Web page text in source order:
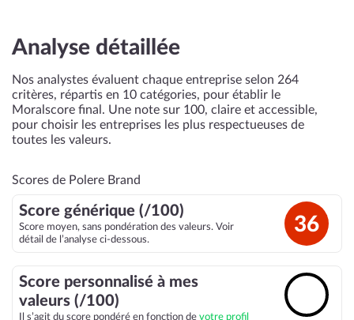
Analyse détaillée
Nos analystes évaluent chaque entreprise selon 264
critères, répartis en 10 catégories, pour établir le
Moralscore final. Une note sur 100, claire et accessible,
pour choisir les entreprises les plus respectueuses de
toutes les valeurs.
Scores de Polere Brand
Score générique (/100)
Score moyen, sans pondération des valeurs. Voir
détail de l’analyse ci-dessous.
36
Score personnalisé à mes
valeurs (/100)
Il s’agit du score pondéré en fonction de votre profil